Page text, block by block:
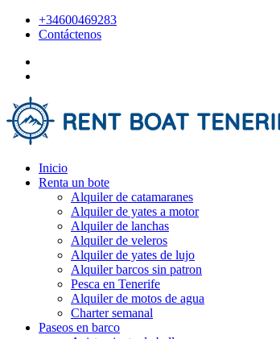
+34600469283
Contáctenos
Inicio
Renta un bote
Alquiler de catamaranes
Alquiler de yates a motor
Alquiler de lanchas
Alquiler de veleros
Alquiler de yates de lujo
Alquiler barcos sin patron
Pesca en Tenerife
Alquiler de motos de agua
Charter semanal
Paseos en barco